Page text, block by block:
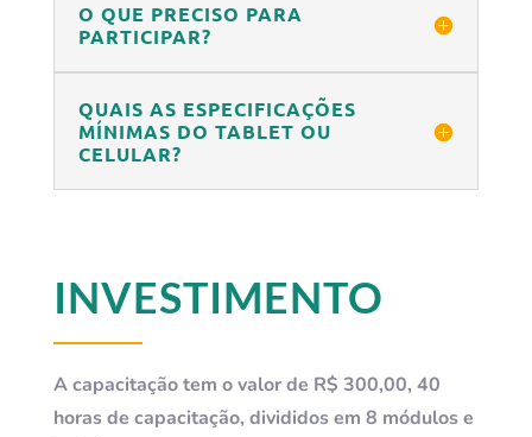
O QUE PRECISO PARA
PARTICIPAR?
QUAIS AS ESPECIFICAÇÕES
MÍNIMAS DO TABLET OU
CELULAR?
INVESTIMENTO
A capacitação tem o valor de R$ 300,00, 40
horas de capacitação, divididos em 8 módulos e